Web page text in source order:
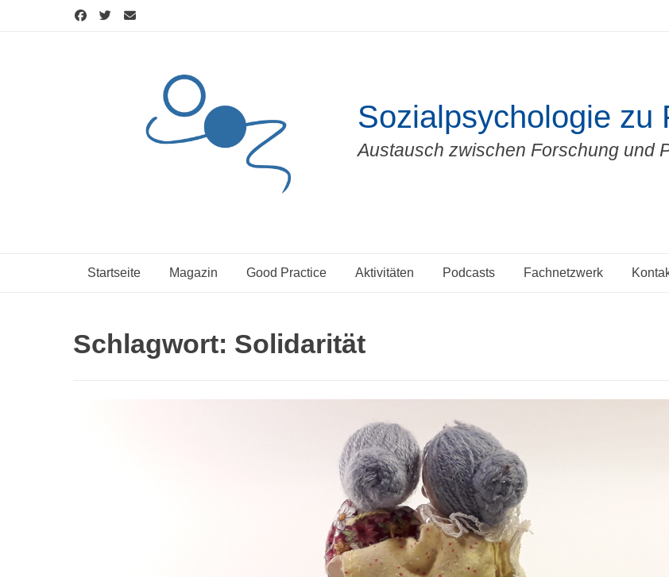
Sozialpsychologie zu
Austausch zwischen Forschung und
Startseite Magazin Good Practice Aktivitäten Podcasts Fachnetzwerk
Schlagwort: Solidarität